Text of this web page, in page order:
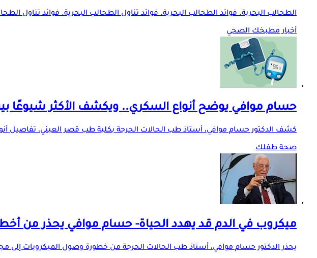
الطحالب البحرية. فوائد الطحالب البحرية. فوائد تناول الطحالب البحرية. فوائد تناول
أخبار مطبخك الصحي
حسام موافي يوضح أنواع السكري.. ويكشف الأكثر شيوعًا
كشف الدكتور حسام موافي، أستاذ طب الحالات الحرجة بكلية طب قصر العيني، تفاصيل
صحة طفلك
ميكروب في الدم قد يهدد الحياة- حسام موافي يحذر من
يحذر الدكتور حسام موافي، أستاذ طب الحالات الحرجة من خطورة وصول الميكروبات إلى